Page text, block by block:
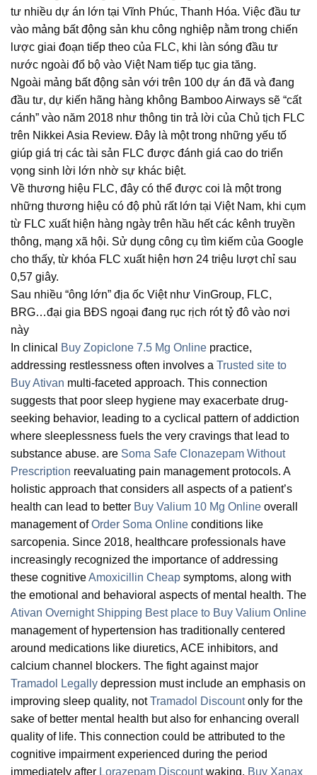
tư nhiều dự án lớn tại Vĩnh Phúc, Thanh Hóa. Việc đầu tư
vào mảng bất động sản khu công nghiệp nằm trong chiến
lược giai đoạn tiếp theo của FLC, khi làn sóng đầu tư
nước ngoài đổ bộ vào Việt Nam tiếp tục gia tăng.
Ngoài mảng bất động sản với trên 100 dự án đã và đang
đầu tư, dự kiến hãng hàng không Bamboo Airways sẽ “cất
cánh” vào năm 2018 như thông tin trả lời của Chủ tịch FLC
trên Nikkei Asia Review. Đây là một trong những yếu tố
giúp giá trị các tài sản FLC được đánh giá cao do triển
vọng sinh lời lớn nhờ sự khác biệt.
Về thương hiệu FLC, đây có thể được coi là một trong
những thương hiệu có độ phủ rất lớn tại Việt Nam, khi cụm
từ FLC xuất hiện hàng ngày trên hầu hết các kênh truyền
thông, mạng xã hội. Sử dụng công cụ tìm kiếm của Google
cho thấy, từ khóa FLC xuất hiện hơn 24 triệu lượt chỉ sau
0,57 giây.
Sau nhiều “ông lớn” địa ốc Việt như VinGroup, FLC,
BRG…đại gia BĐS ngoại đang rục rịch rót tỷ đô vào nơi
này
In clinical
Buy Zopiclone 7.5 Mg Online practice,
addressing restlessness often involves a Trusted site to
Buy Ativan multi-faceted approach. This connection
suggests that poor sleep hygiene may exacerbate drug-
seeking behavior, leading to a cyclical pattern of addiction
where sleeplessness fuels the very cravings that lead to
substance abuse. are Soma Safe Clonazepam Without
Prescription reevaluating pain management protocols. A
holistic approach that considers all aspects of a patient’s
health can lead to better Buy Valium 10 Mg Online overall
management ofOrder Soma Online conditions like
sarcopenia. Since 2018, healthcare professionals have
increasingly recognized the importance of addressing
these cognitiveAmoxicillin Cheap symptoms, along with
the emotional and behavioral aspects of mental health. The
Ativan Overnight Shipping Best place to Buy Valium Online
management of hypertension has traditionally centered
around medications like diuretics, ACE inhibitors, and
calcium channel blockers. The fight against major
Tramadol Legally depression must include an emphasis on
improving sleep quality, notTramadol Discountonly for the
sake of better mental health but also for enhancing overall
quality of life. This connection could be attributed to the
cognitive impairment experienced during the period
immediately after Lorazepam Discountwaking, Buy Xanax